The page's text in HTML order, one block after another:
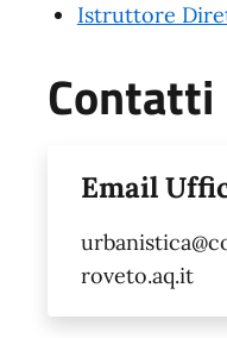
Istruttore
Contatti
Email
roveto.aq.it